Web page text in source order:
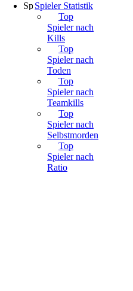
Spieler Statistik
Top
Spieler nach
Kills
Top
Spieler nach
Toden
Top
Spieler nach
Teamkills
Top
Spieler nach
Selbstmorden
Top
Spieler nach
Ratio